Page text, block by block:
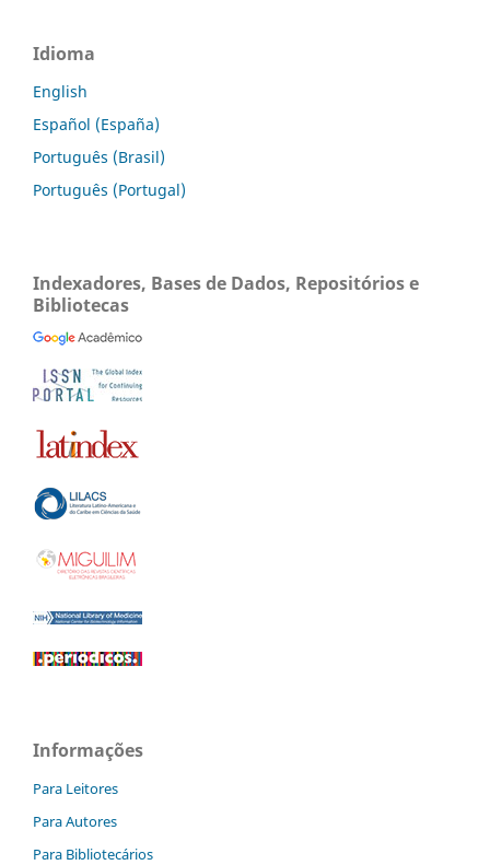
Idioma
English
Español (España)
Português (Brasil)
Português (Portugal)
Indexadores, Bases de Dados, Repositórios e
Bibliotecas
Informações
Para Leitores
Para Autores
Para Bibliotecários